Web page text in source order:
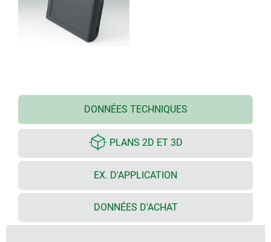
DONNÉES TECHNIQUES
PLANS 2D ET 3D
EX. D'APPLICATION
DONNÉES D'ACHAT